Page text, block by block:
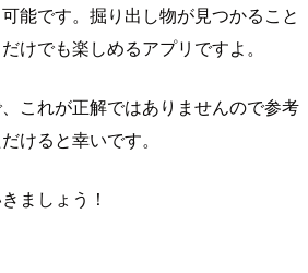
能です。掘り出し物が見つかること
けでも楽しめるアプリですよ。
これが正解ではありませんので参考
けると幸いです。
ましょう！